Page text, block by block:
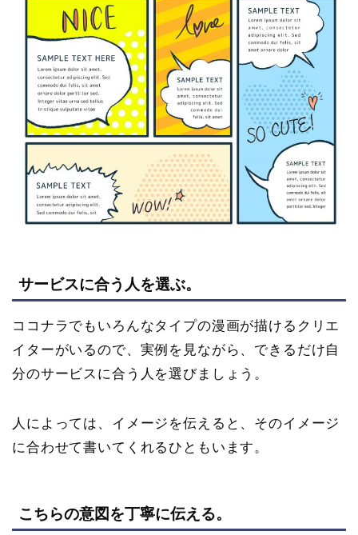
サービスに合う人を選ぶ。
ココナラでもいろんなタイプの漫画が描けるクリエ
イターがいるので、実例を見ながら、できるだけ自
分のサービスに合う人を選びましょう。
人によっては、イメージを伝えると、そのイメージ
に合わせて書いてくれるひともいます。
こちらの意図を丁寧に伝える。